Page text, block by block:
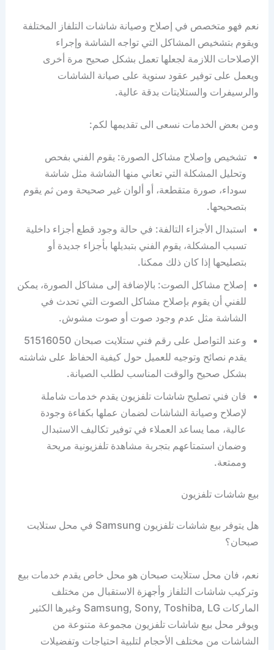
نعم فهو متخصص في إصلاح وصيانة شاشات التلفاز المختلفة
ويقوم بتشخيص المشاكل التي تواجه الشاشة وإجراء
الإصلاحات اللازمة لجعلها تعمل بشكل صحيح مرة أخرى
ويعمل على توفير عقود سنوية على صيانة الشاشات
والرسيفرات والستلايتات بدقة عالية.
ومن بعض الخدمات نسعى الى تقديمها لكم:
تشخيص وإصلاح مشاكل الصورة: يقوم الفني بفحص
وتحليل المشكلة التي تعاني منها الشاشة مثل شاشة
سوداء، صورة متقطعة، أو ألوان غير صحيحة ومن ثم يقوم
بتصحيحها.
استبدال الأجزاء التالفة: في حالة وجود قطع أجزاء داخلية
تسبب المشكلة، يقوم الفني بتبديلها بأجزاء جديدة أو
بتصليحها إذا كان ذلك ممكنا.
إصلاح مشاكل الصوت: بالإضافة إلى مشاكل الصورة، يمكن
للفني أن يقوم بإصلاح مشاكل الصوت التي تحدث في
الشاشة مثل عدم وجود صوت أو صوت مشوش.
وعند التواصل على رقم فني ستلايت صبحان 51516050
يقدم نصائح وتوجيه للعميل حول كيفية الحفاظ على شاشته
بشكل صحيح والوقت المناسب لطلب الصيانة.
فان فني تصليح شاشات تلفزيون يقدم خدمات شاملة
لإصلاح وصيانة الشاشات لضمان عملها بكفاءة وجودة
عالية، مما يساعد العملاء في توفير تكاليف الاستبدال
وضمان استمتاعهم بتجربة مشاهدة تلفزيونية مريحة
وممتعة.
بيع شاشات تلفزيون
هل يتوفر بيع شاشات تلفزيون Samsung في محل ستلايت
صبحان؟
نعم، فان محل ستلايت صبحان هو محل خاص يقدم خدمات بيع
وتركيب شاشات التلفاز وأجهزة الاستقبال من مختلف
الماركات Samsung, Sony, Toshiba, LG وغيرها الكثير
ويوفر محل بيع شاشات تلفزيون مجموعة متنوعة من
الشاشات من مختلف الأحجام لتلبية احتياجات وتفضيلات